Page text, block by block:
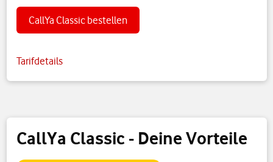
CallYa Classic - Deine Vorteile
CallYa Classic bestellen
Tarifdetails